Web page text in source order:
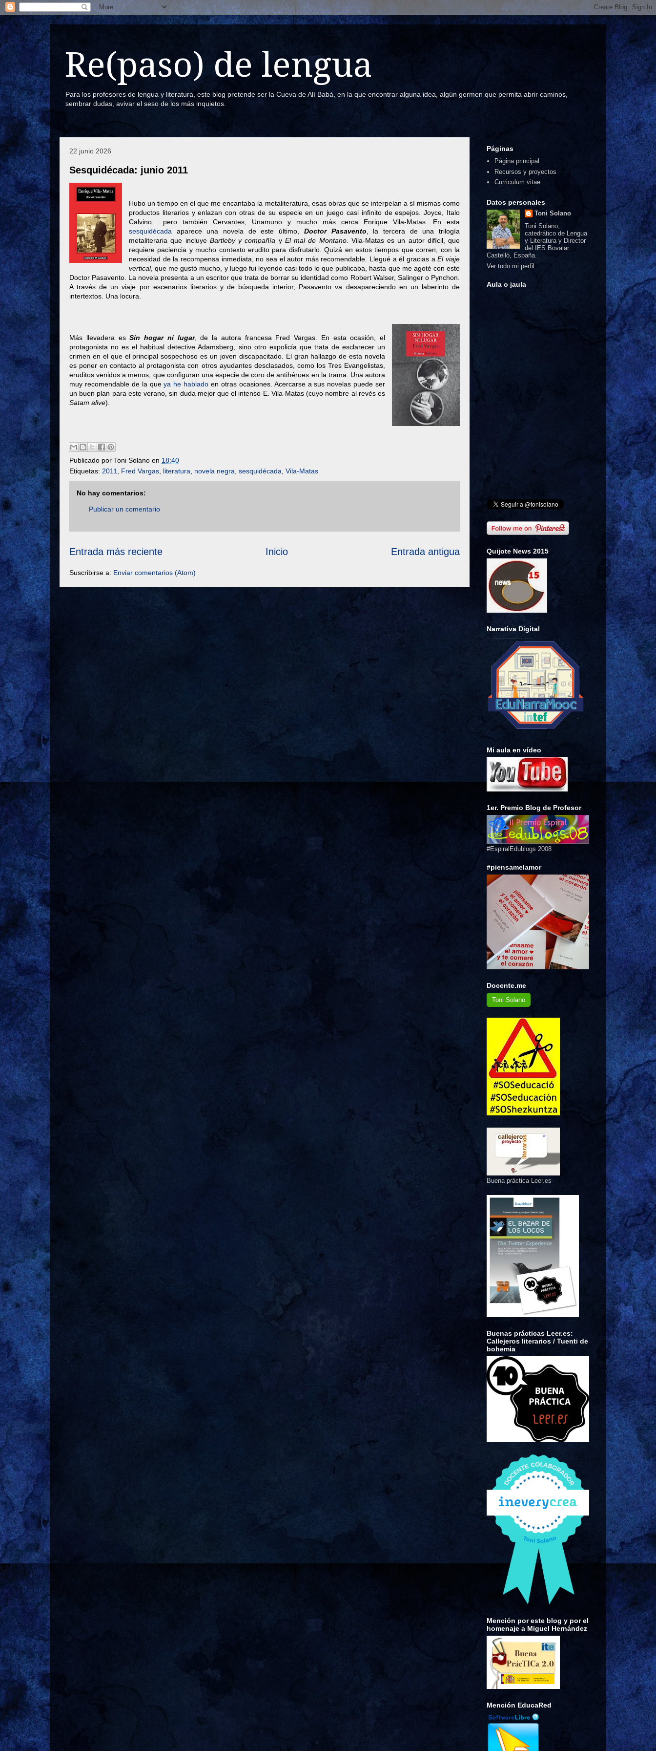
Re(paso) de lengua
Para los profesores de lengua y literatura, este blog pretende ser la Cueva de Alí Babá, en la que encontrar alguna idea, algún germen que permita abrir caminos,
sembrar dudas, avivar el seso de los más inquietos.
22 junio 2026
Sesquidécada: junio 2011
Hubo un tiempo en el que me encantaba la metaliteratura, esas obras que se interpelan a sí mismas como
productos literarios y enlazan con otras de su especie en un juego casi infinito de espejos. Joyce, Italo
Calvino... pero también Cervantes, Unamuno y mucho más cerca Enrique Vila-Matas. En esta
sesquidécada aparece una novela de este último, Doctor Pasavento , la tercera de una trilogía
metaliteraria que incluyeBartleby y compañía y El mal de Montano. Vila-Matas es un autor difícil, que
requiere paciencia y mucho contexto erudito para disfrutarlo. Quizá en estos tiempos que corren, con la
necesidad de la recompensa inmediata, no sea el autor más recomendable. Llegué a él gracias aEl viaje
vertical, que me gustó mucho, y luego fui leyendo casi todo lo que publicaba, hasta que me agoté con este
Doctor Pasavento. La novela presenta a un escritor que trata de borrar su identidad como Robert Walser, Salinger o Pynchon.
A través de un viaje por escenarios literarios y de búsqueda interior, Pasavento va desapareciendo en un laberinto de
intertextos. Una locura.
Más llevadera esSin hogar ni lugar, de la autora francesa Fred Vargas. En esta ocasión, el
protagonista no es el habitual detective Adamsberg, sino otro expolicía que trata de esclarecer un
crimen en el que el principal sospechoso es un joven discapacitado. El gran hallazgo de esta novela
es poner en contacto al protagonista con otros ayudantes desclasados, como los Tres Evangelistas,
eruditos venidos a menos, que configuran una especie de coro de antihéroes en la trama. Una autora
muy recomendable de la queya he hablado en otras ocasiones. Acercarse a sus novelas puede ser
un buen plan para este verano, sin duda mejor que el intenso E. Vila-Matas (cuyo nombre al revés es
Satam alive).
Publicado por Toni Solano en 18:40
Etiquetas: 2011 Fred Vargas literatura novela negra sesquidécada Vila-Matas
No hay comentarios:
Publicar un comentario
Entrada más reciente Entrada antigua
Inicio
Suscribirse a: Enviar comentarios (Atom)
Páginas
Página principal
Recursos y proyectos
Curriculum vitae
Datos personales
Toni Solano
Toni Solano,
catedrático de Lengua
y Literatura y Director
del IES Bovalar.
Castelló, España.
Ver todo mi perfil
Aula o jaula
Quijote News 2015
Narrativa Digital
Mi aula en vídeo
1er. Premio Blog de Profesor
#EspiralEdublogs 2008
#piensamelamor
Docente.me
Toni Solano
Buena práctica Leer.es
Buenas prácticas Leer.es:
Callejeros literarios / Tuenti de
bohemia
Mención por este blog y por el
homenaje a Miguel Hernández
Mención EducaRed